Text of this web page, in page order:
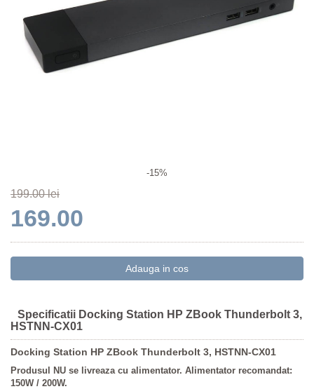
-15%
199.00 lei
169.00
Specificatii Docking Station HP ZBook Thunderbolt 3,
HSTNN-CX01
Docking Station HP ZBook Thunderbolt 3, HSTNN-CX01
Produsul NU se livreaza cu alimentator. Alimentator recomandat:
150W / 200W.